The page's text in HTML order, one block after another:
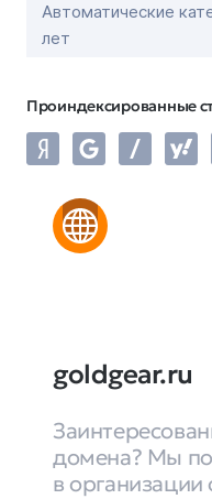
Автоматические
лет
Проиндексированные
goldgear.ru
домена? Мы
в организации